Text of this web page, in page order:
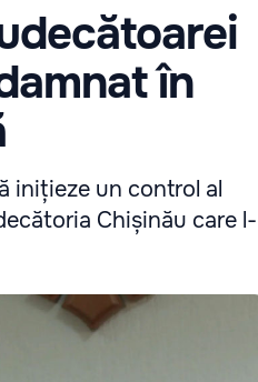
în
inițieze un control al
Chișinău care l-